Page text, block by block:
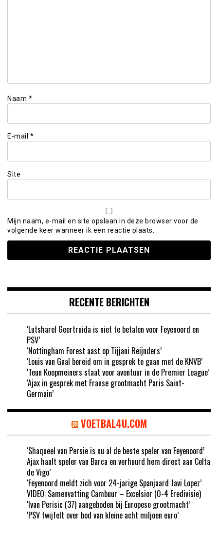
Naam *
E-mail *
Site
Mijn naam, e-mail en site opslaan in deze browser voor de
volgende keer wanneer ik een reactie plaats.
RECENTE BERICHTEN
‘Lutsharel Geertruida is niet te betalen voor Feyenoord en
PSV’
‘Nottingham Forest aast op Tijjani Reijnders’
‘Louis van Gaal bereid om in gesprek te gaan met de KNVB’
‘Teun Koopmeiners staat voor avontuur in de Premier League’
‘Ajax in gesprek met Franse grootmacht Paris Saint-
Germain’
VOETBAL4U.COM
‘Shaqueel van Persie is nu al de beste speler van Feyenoord’
Ajax haalt speler van Barca en verhuurd hem direct aan Celta
de Vigo’
‘Feyenoord meldt zich voor 24-jarige Spanjaard Javi Lopez’
VIDEO: Samenvatting Cambuur – Excelsior (0-4 Eredivisie)
‘Ivan Perisic (37) aangeboden bij Europese grootmacht’
‘PSV twijfelt over bod van kleine acht miljoen euro’